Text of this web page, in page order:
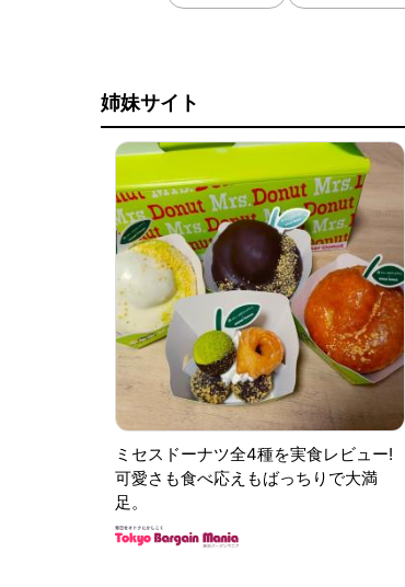
姉妹サイト
ミセスドーナツ全4種を実食レビュー!
可愛さも食べ応えもばっちりで大満
足。